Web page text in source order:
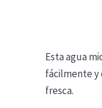
Esta agua
fácilmente y
fresca.